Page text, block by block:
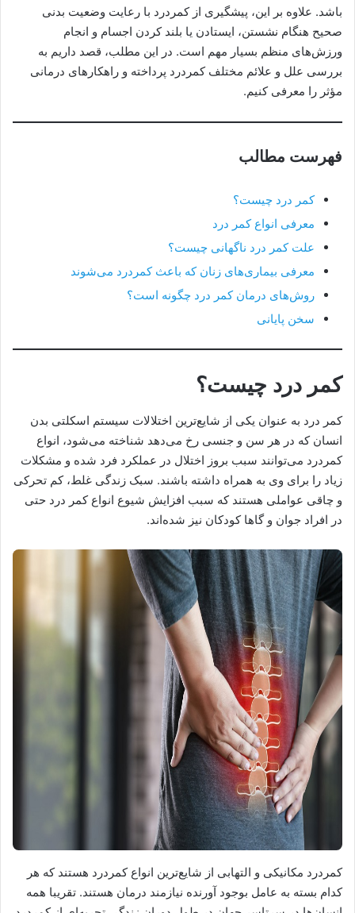
باشد. علاوه بر این، پیشگیری از کمردرد با رعایت وضعیت بدنی
صحیح هنگام نشستن، ایستادن یا بلند کردن اجسام و انجام
ورزش‌های منظم بسیار مهم است. در این مطلب، قصد داریم به
بررسی علل و علائم مختلف کمردرد پرداخته و راهکارهای درمانی
مؤثر را معرفی کنیم.
فهرست مطالب
کمر درد چیست؟
معرفی انواع کمر درد
علت کمر درد ناگهانی چیست؟
معرفی بیماری‌های زنان که باعث کمردرد می‌شوند
روش‌های درمان کمر درد چگونه است؟
سخن پایانی
کمر درد چیست؟
کمر درد به عنوان یکی از شایع‌ترین اختلالات سیستم اسکلتی بدن
انسان که در هر سن و جنسی رخ می‌دهد شناخته می‌شود، انواع
کمردرد می‌توانند سبب بروز اختلال در عملکرد فرد شده و مشکلات
زیاد را برای وی به همراه داشته باشند. سبک زندگی غلط، کم تحرکی
و چاقی عواملی هستند که سبب افزایش شیوع انواع کمر درد حتی
در افراد جوان و گاها کودکان نیز شده‌اند.
کمردرد مکانیکی و التهابی از شایع‌ترین انواع کمردرد هستند که هر
کدام بسته به عامل بوجود آورنده نیازمند درمان هستند. تقریبا همه